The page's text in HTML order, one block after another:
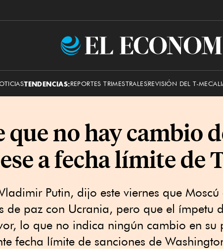
El
TENDENCIAS:REPORTES TRIMESTRALESREVISIÓN DEL T-MEC
no hay cambio
a fecha límite de
Putin, dijo este viernes que Moscú
de paz con Ucrania, pero que el ímpetu
lo que no indica ningún cambio en su
fecha límite de sanciones de